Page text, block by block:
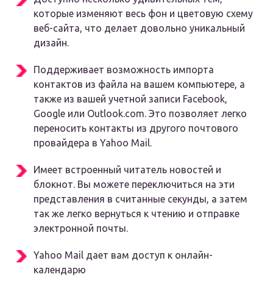
которые изменяют весь фон и цветовую схему
веб-сайта, что делает довольно уникальный
дизайн.
Поддерживает возможность импорта
контактов из файла на вашем компьютере, а
также из вашей учетной записи Facebook,
Google или Outlook.com. Это позволяет легко
переносить контакты из другого почтового
провайдера в Yahoo Mail.
Имеет встроенный читатель новостей и
блокнот. Вы можете переключиться на эти
представления в считанные секунды, а затем
так же легко вернуться к чтению и отправке
электронной почты.
Yahoo Mail дает вам доступ к онлайн-
календарю